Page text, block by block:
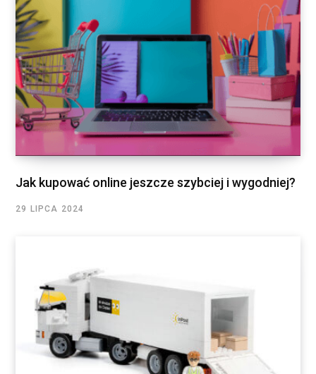
Jak kupować online jeszcze szybciej i wygodniej?
29 LIPCA 2024